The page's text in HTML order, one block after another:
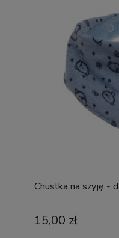
Chustka na szyję -
15,00 zł